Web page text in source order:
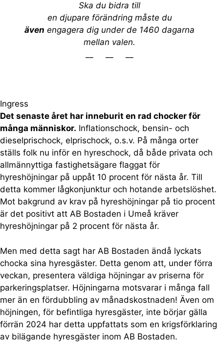
Ska du bidra till
en djupare förändring måste du
även engagera dig under de 1460 dagarna
mellan valen.
Ingress
Det senaste året har inneburit en rad chocker för
många människor. Inflationschock, bensin- och
dieselprischock, elprischock, o.s.v. På många orter
ställs folk nu inför en hyreschock, då både privata och
allmännyttiga fastighetsägare flaggat för
hyreshöjningar på uppåt 10 procent för nästa år. Till
detta kommer lågkonjunktur och hotande arbetslöshet.
Mot bakgrund av krav på hyreshöjningar på tio procent
är det positivt att AB Bostaden i Umeå kräver
hyreshöjningar på 2 procent för nästa år.
Men med detta sagt har AB Bostaden ändå lyckats
chocka sina hyresgäster. Detta genom att, under förra
veckan, presentera väldiga höjningar av priserna för
parkeringsplatser. Höjningarna motsvarar i många fall
mer än en fördubbling av månadskostnaden! Även om
höjningen, för befintliga hyresgäster, inte börjar gälla
förrän 2024 har detta uppfattats som en krigsförklaring
av bilägande hyresgäster inom AB Bostaden.